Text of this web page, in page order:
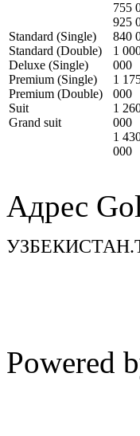
Standard (Single)
Standard (Double)
Deluxe (Single)
Premium (Single)
Premium (Double)
Suit
Grand suit
755
925
840
1
000
1
000
1
000
1
000
Адрес
Powered